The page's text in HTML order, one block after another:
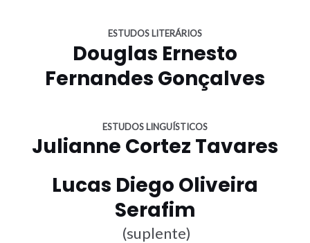
ESTUDOS LITERÁRIOS
Douglas Ernesto
Fernandes Gonçalves
ESTUDOS LINGUÍSTICOS
Julianne Cortez Tavares
Lucas Diego Oliveira
Serafim
(suplente)